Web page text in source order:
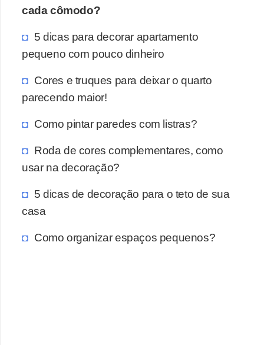
cada cômodo?
5 dicas para decorar apartamento
pequeno com pouco dinheiro
Cores e truques para deixar o quarto
parecendo maior!
Como pintar paredes com listras?
Roda de cores complementares, como
usar na decoração?
5 dicas de decoração para o teto de sua
casa
Como organizar espaços pequenos?